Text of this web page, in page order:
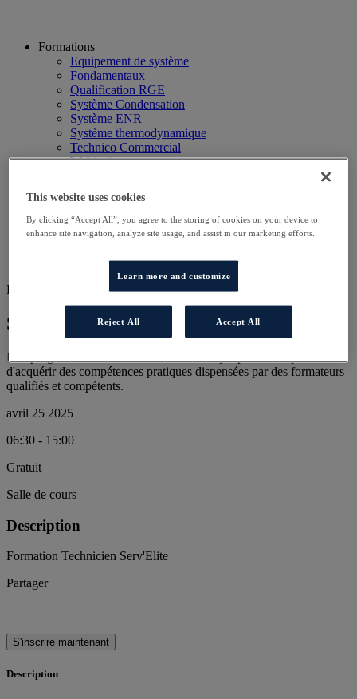
Formations
Equipement de système
Fondamentaux
Qualification RGE
Système Condensation
Système ENR
Système thermodynamique
Technico Commercial
Webinaire
Hôtels
Planning
Contactez-nous
Autres sites
Professionnel
FOR SERV ELITE
Serv'Elite Groupe MMTC Sud Ouest
Nos programmes de formation ont été conçus pour vous permettre
d'acquérir des compétences pratiques dispensées par des formateurs
qualifiés et compétents.
avril 25 2025
06:30 - 15:00
Gratuit
Salle de cours
Description
Formation Technicien Serv'Elite
Partager
S'inscrire maintenant
Description
This website uses cookies
By clicking “Accept All”, you agree to the storing of cookies on your device to
enhance site navigation, analyze site usage, and assist in our marketing efforts.
Learn more and customize
Reject All Accept All